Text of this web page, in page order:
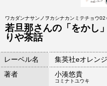
ワカダンナサンノヲカシナカンミテチョウ
若旦那さんの「をかし
りや茶話
レーベル名
集英社eオレン
著者
小湊悠貴
コミナトユウキ